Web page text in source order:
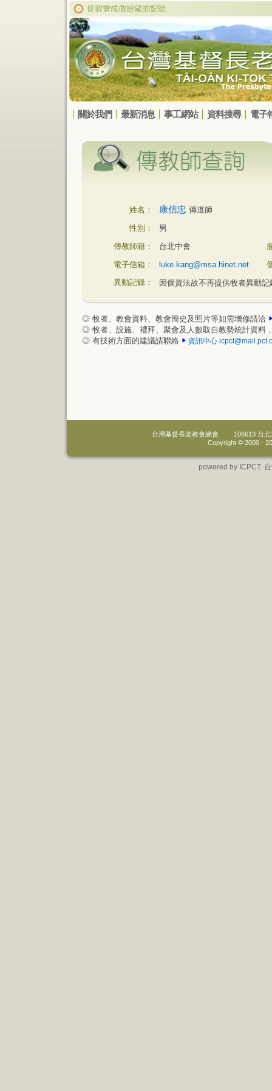
關於我們 最新消息 事工網站 資料搜尋 電子
姓名： 康信忠 傳道師
性別：
男
傳教師籍：
台北中會
電子信箱：
luke.kang@msa.hinet.net
異動記錄：
因個資法故不再提供牧者異動記
◎ 牧者、教會資料、教會簡史及照片等如需增修請洽
◎ 牧者、設施、禮拜、聚會及人數取自教勢統計資料
◎ 有技術方面的建議請聯絡
資訊中心
台灣基督長老教會總會
106613 台
Copyright © 2000 -
powered by ICPCT.